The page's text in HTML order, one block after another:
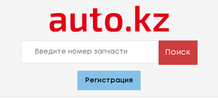
Поиск
Регистрация